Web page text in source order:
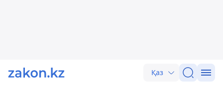
Қаз